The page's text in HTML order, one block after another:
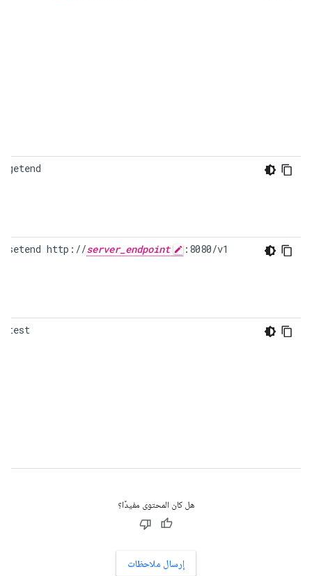
getend
setend http://server_endpoint :8080/v1
test
هل كان المحتوى مفيدًا؟
إرسال ملاحظات